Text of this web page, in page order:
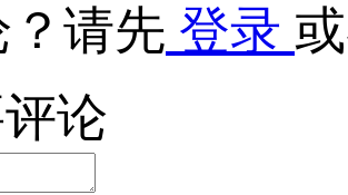
请先 登录
论